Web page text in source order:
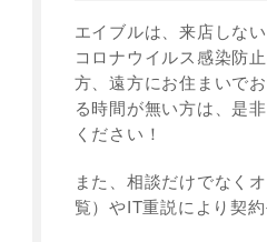
エイブルは、来店しな
コロナウイルス感染防
方、遠方にお住まいで
る時間が無い方は、是
ください！
また、相談だけでなく
覧）やIT重説により契約